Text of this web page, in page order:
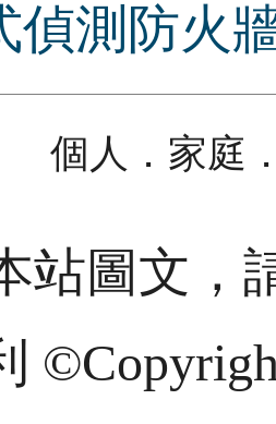
偵測防火
個人．家庭
站圖文，